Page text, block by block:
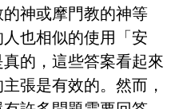
的神或摩門教的神等
也相似的使用「安
的，這些答案看起來
張是有效的。然而，